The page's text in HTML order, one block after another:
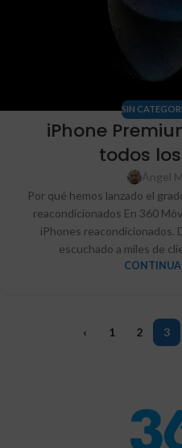
SIN
iPhone
todos
Ángel
Por qué hemos lanzado el
reacondicionados En 360
iPhones reacondicionados.
escuchado a miles de
‹ 1 2 3